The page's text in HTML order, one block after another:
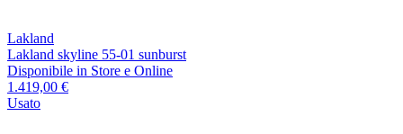
Lakland
Lakland skyline 55-01 sunburst
Disponibile in Store e Online
1.419,00 €
Usato